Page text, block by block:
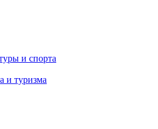
и спорта
и туризма